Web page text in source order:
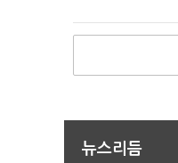
뉴스리듬